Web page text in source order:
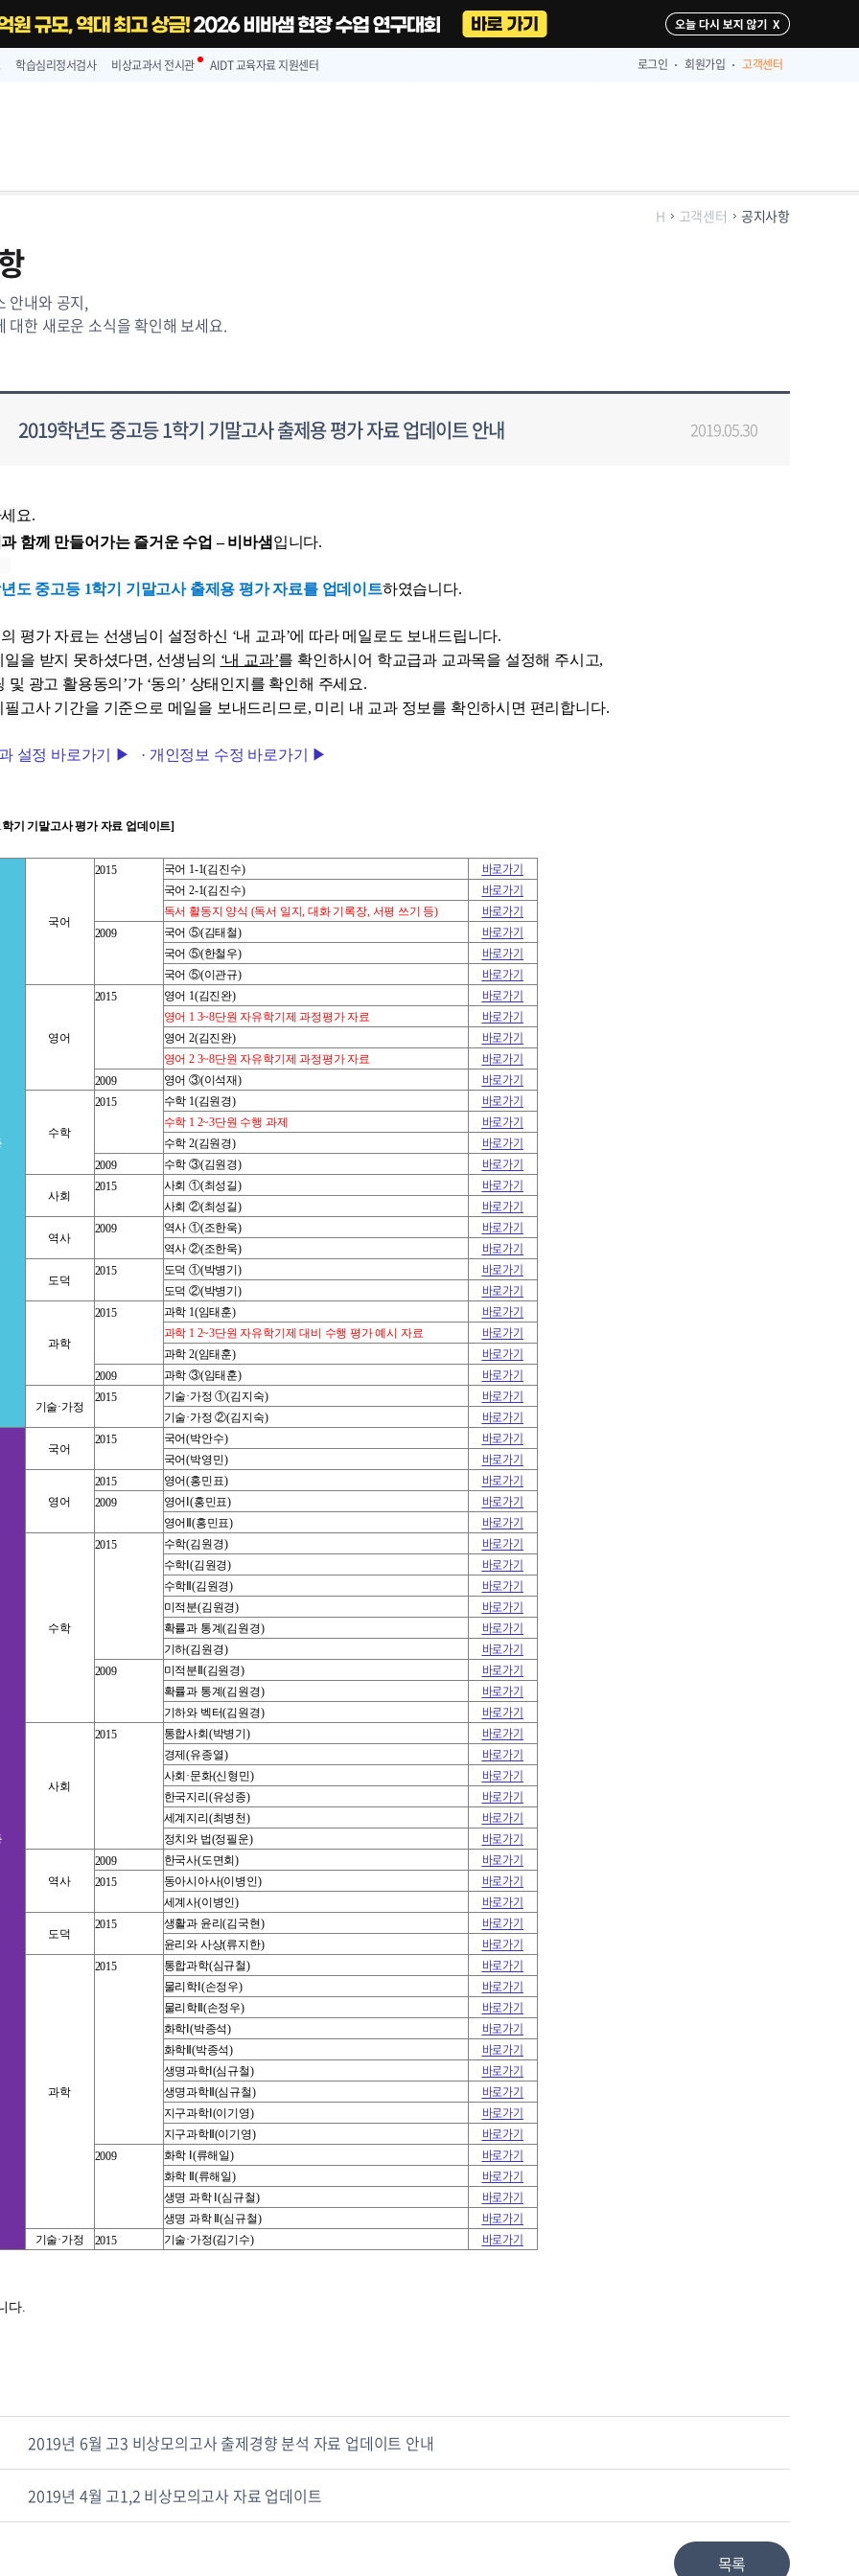
다시 보지 않기
학습심리정서검사 비상교과서 전시관 AIDT 교육자료 지원센터 로그인 회원가입 고객센터
H 고객센터 공지사항
안내와 공지,
대한 새로운 소식을 확인해 보세요.
2019학년도 중고등 1학기 기말고사 출제용 평가 자료 업데이트 안내 2019.05.30
요.
함께 만들어가는 즐거운 수업 – 비바샘입니다.
도 중고등 1학기 기말고사 출제용 평가 자료를 업데이트하였습니다.
평가 자료는 선생님이 설정하신 ‘내 교과’에 따라 메일로도 보내드립니다.
일을 받지 못하셨다면 , 선생님의 ‘내 교과’를 확인하시어 학교급과 교과목을 설정해 주시고,
및 광고 활용동의 ’가 ‘동의 ’ 상태인지를 확인해 주세요.
필고사 기간을 기준으로 메일을 보내드리므로, 미리 내 교과 정보를 확인하시면 편리합니다.
설정 바로가기 ▶ · 개인정보 수정 바로가기 ▶
학기 기말고사 평가 자료 업데이트]
국어
2015 국어 1-1(김진수) 바로가기
국어 2-1(김진수) 바로가기
독서 활동지 양식 (독서 일지,대화 기록장, 서평 쓰기 등) 바로가기
2009 국어 ⑤(김태철) 바로가기
국어 ⑤(한철우) 바로가기
국어 ⑤(이관규) 바로가기
영어
2015 영어 1(김진완) 바로가기
영어 1 3~8단원 자유학기제 과정평가 자료 바로가기
영어 2(김진완) 바로가기
영어 2 3~8단원 자유학기제 과정평가 자료 바로가기
2009 영어 ③(이석재) 바로가기
수학
2015 수학 1(김원경) 바로가기
수학 1 2~3단원 수행 과제 바로가기
수학 2(김원경) 바로가기
2009 수학 ③(김원경) 바로가기
사회
2015 사회 ①(최성길) 바로가기
사회 ②(최성길) 바로가기
역사
2009 역사 ①(조한욱) 바로가기
역사 ②(조한욱) 바로가기
도덕
2015 도덕 ①(박병기) 바로가기
도덕 ②(박병기) 바로가기
과학
2015 과학 1(임태훈) 바로가기
과학 1 2~3단원 자유학기제 대비 수행 평가 예시 자료 바로가기
과학 2(임태훈) 바로가기
2009 과학 ③(임태훈) 바로가기
기술·가정
2015 기술·가정 ①(김지숙) 바로가기
기술·가정 ②(김지숙) 바로가기
국어
2015 국어(박안수) 바로가기
국어(박영민) 바로가기
영어
2015 영어(홍민표) 바로가기
2009 영어Ⅰ(홍민표) 바로가기
영어Ⅱ(홍민표) 바로가기
수학
2015 수학(김원경) 바로가기
수학Ⅰ(김원경) 바로가기
수학Ⅱ(김원경) 바로가기
미적분(김원경) 바로가기
확률과 통계(김원경) 바로가기
기하(김원경) 바로가기
2009 미적분Ⅱ (김원경) 바로가기
확률과 통계(김원경) 바로가기
기하와 벡터(김원경) 바로가기
사회
2015 통합사회 (박병기) 바로가기
경제(유종열) 바로가기
사회·문화(신형민) 바로가기
한국지리 (유성종) 바로가기
세계지리 (최병천) 바로가기
정치와 법(정필운) 바로가기
역사
2009 한국사(도면회) 바로가기
2015 동아시아사(이병인) 바로가기
세계사(이병인) 바로가기
도덕
2015 생활과 윤리(김국현) 바로가기
윤리와 사상(류지한) 바로가기
과학
2015 통합과학(심규철) 바로가기
물리학Ⅰ (손정우) 바로가기
물리학Ⅱ (손정우) 바로가기
화학Ⅰ(박종석) 바로가기
화학Ⅱ(박종석) 바로가기
생명과학Ⅰ (심규철) 바로가기
생명과학Ⅱ (심규철) 바로가기
지구과학Ⅰ (이기영) 바로가기
지구과학Ⅱ (이기영) 바로가기
2009 화학 Ⅰ (류해일) 바로가기
화학 Ⅱ (류해일) 바로가기
생명 과학 Ⅰ(심규철) 바로가기
생명 과학 Ⅱ(심규철) 바로가기
기술·가정 2015 기술·가정(김기수) 바로가기
다.
2019년 6월 고3 비상모의고사 출제경향 분석 자료 업데이트 안내
2019년 4월 고1,2 비상모의고사 자료 업데이트
목록